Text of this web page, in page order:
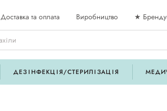
Доставка та оплата Виробництво ★
ДЕЗІНФЕКЦІЯ/СТЕРИЛІЗАЦІЯ